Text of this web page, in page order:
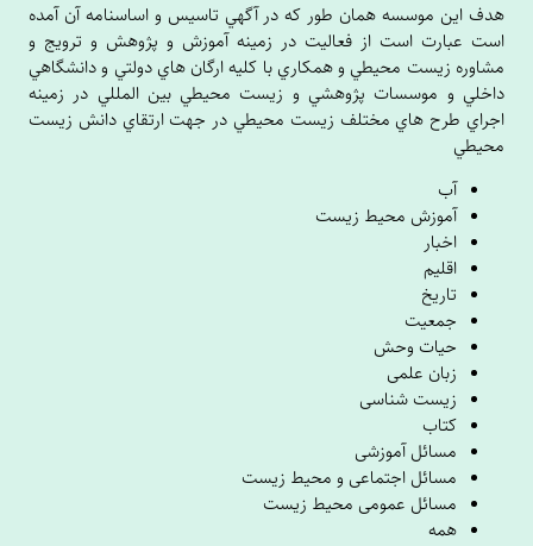
هدف اين موسسه همان طور که در آگهي تاسيس و اساسنامه آن آمده
است عبارت است از فعاليت در زمينه آموزش و پژوهش و ترويج و
مشاوره زيست محيطي و همکاري با کليه ارگان هاي دولتي و دانشگاهي
داخلي و موسسات پژوهشي و زيست محيطي بين المللي در زمينه
اجراي طرح هاي مختلف زيست محيطي در جهت ارتقاي دانش زيست
محيطي
آب
آموزش محیط زیست
اخبار
اقلیم
تاریخ
جمعیت
حیات وحش
زبان علمی
زیست شناسی
کتاب
مسائل آموزشی
مسائل اجتماعی و محیط زیست
مسائل عمومی محیط زیست
همه